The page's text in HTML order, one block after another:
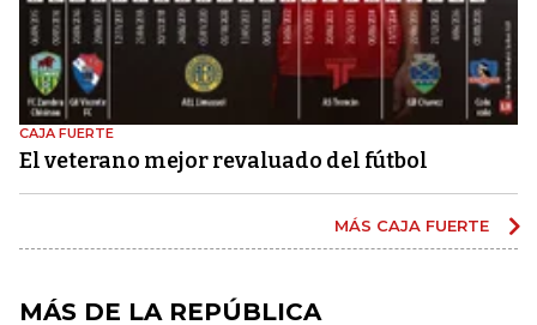
CAJA FUERTE
El veterano mejor revaluado del fútbol
MÁS CAJA FUERTE
MÁS DE LA REPÚBLICA